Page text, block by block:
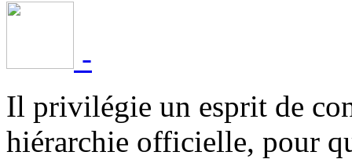
-
Il privilégie un esprit de
hiérarchie officielle, pour